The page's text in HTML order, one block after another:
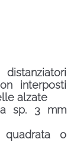
interposti
alzate
sp. 3 mm
quadrata o